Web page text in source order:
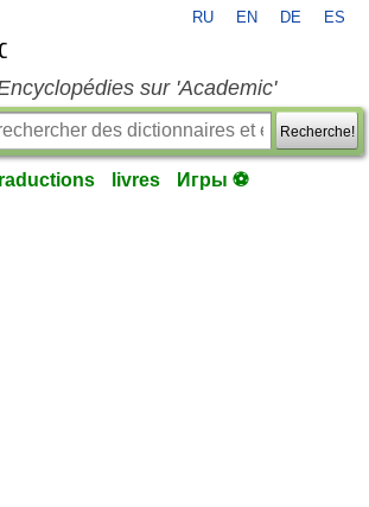
RU EN DE ES
sur 'Academic'
Recherche!
livres Игры ⚽